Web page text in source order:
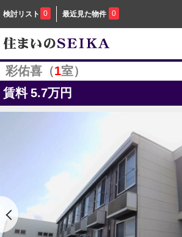
検討リスト 0 最近見た物件 0
彩佑喜（1室）
賃料 5.7万円